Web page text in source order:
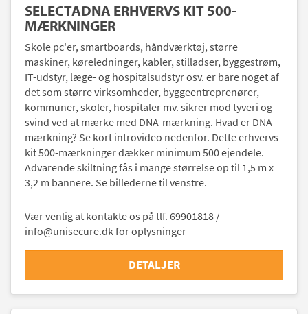
SELECTADNA ERHVERVS KIT 500-
MÆRKNINGER
Skole pc'er, smartboards, håndværktøj, større
maskiner, køreledninger, kabler, stilladser, byggestrøm,
IT-udstyr, læge- og hospitalsudstyr osv. er bare noget af
det som større virksomheder, byggeentreprenører,
kommuner, skoler, hospitaler mv. sikrer mod tyveri og
svind ved at mærke med DNA-mærkning. Hvad er DNA-
mærkning? Se kort introvideo nedenfor. Dette erhvervs
kit 500-mærkninger dækker minimum 500 ejendele.
Advarende skiltning fås i mange størrelse op til 1,5 m x
3,2 m bannere. Se billederne til venstre.
Vær venlig at kontakte os på tlf. 69901818 /
info@unisecure.dk for oplysninger
DETALJER